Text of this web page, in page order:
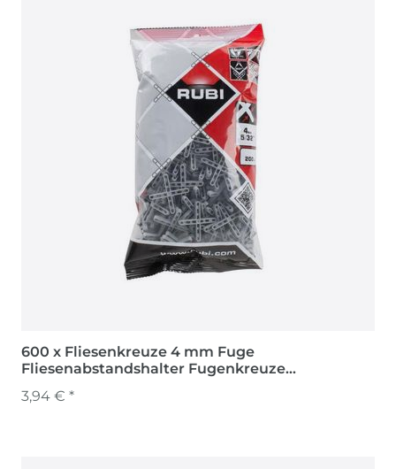
600 x Fliesenkreuze 4 mm Fuge
Fliesenabstandshalter Fugenkreuze
3,94 € *